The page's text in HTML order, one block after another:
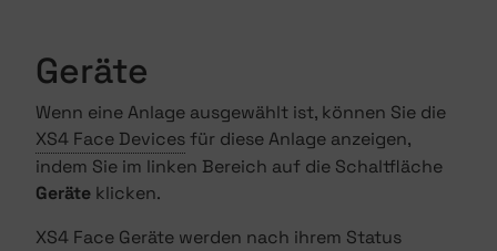
Geräte
Wenn eine Anlage ausgewählt ist, können Sie die
XS4 Face Devicesfür diese Anlage anzeigen,
indem Sie im linken Bereich auf die Schaltfläche
Geräte klicken.
XS4 Face Geräte werden nach ihrem Status